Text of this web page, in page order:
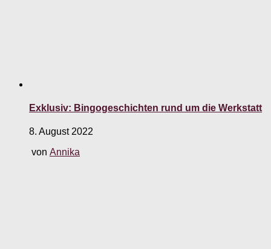
Exklusiv: Bingogeschichten rund um die Werkstatt
8. August 2022
von Annika